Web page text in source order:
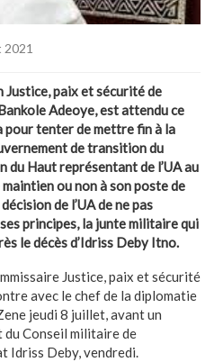
2021
Justice, paix et sécurité de
Adeoye, est attendu ce
pour tenter de mettre fin à la
de transition du
du Haut représentant de l’UA au
ou non à son poste de
de l’UA de ne pas
principes, la junte militaire qui
le décès d’Idriss Deby Itno.
Justice, paix et sécurité
avec le chef de la diplomatie
jeudi 8 juillet, avant un
du Conseil militaire de
Idriss Deby, vendredi.